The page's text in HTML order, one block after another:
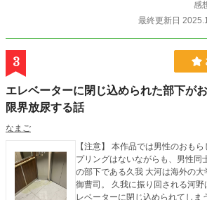
感
最終更新日
3
エレベーターに閉じ込められた部下が
限界放尿する話
なまご
【注意】 本作品では男性のおも
プリングはないながらも、男性同士
の部下である久我 大河は海外の
御曹司。 久我に振り回される河
レベーターに閉じ込められてしま